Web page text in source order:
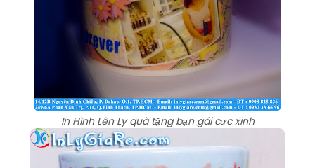
In Hình Lên Ly quà tặng bạn gái cưc xinh